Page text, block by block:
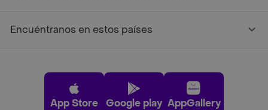
Encuéntranos en estos países
App Store Google play AppGallery